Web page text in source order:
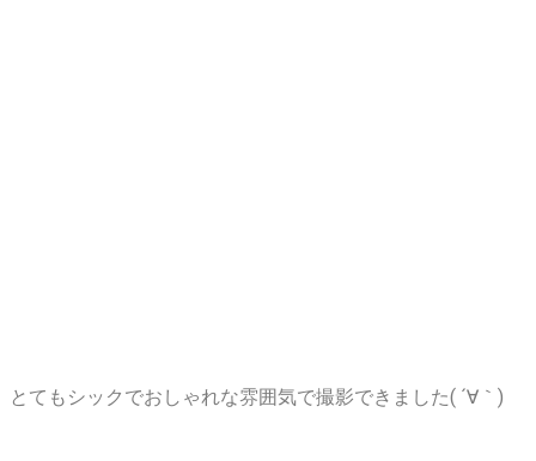
とてもシックでおしゃれな雰囲気で撮影できました( ´∀｀)